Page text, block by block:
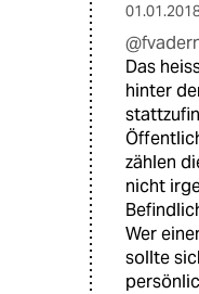
Das
hinter
zählen
nicht
Wer
sollte